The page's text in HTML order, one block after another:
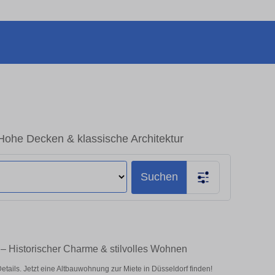
Decken & klassische Architektur
Suchen
Historischer Charme & stilvolles Wohnen
Jetzt eine Altbauwohnung zur Miete in Düsseldorf finden!